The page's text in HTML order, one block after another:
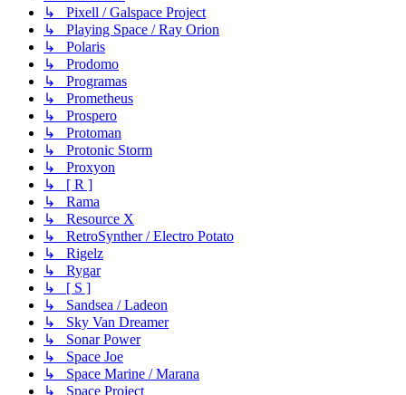
↳ Pixell / Galspace Project
↳ Playing Space / Ray Orion
↳ Polaris
↳ Prodomo
↳ Programas
↳ Prometheus
↳ Prospero
↳ Protoman
↳ Protonic Storm
↳ Proxyon
↳ [ R ]
↳ Rama
↳ Resource X
↳ RetroSynther / Electro Potato
↳ Rigelz
↳ Rygar
↳ [ S ]
↳ Sandsea / Ladeon
↳ Sky Van Dreamer
↳ Sonar Power
↳ Space Joe
↳ Space Marine / Marana
↳ Space Project